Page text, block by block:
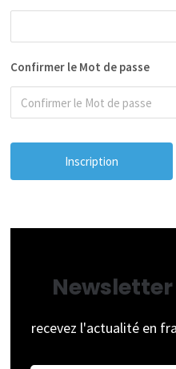
Confirmer le Mot de passe
recevez l'actualité en